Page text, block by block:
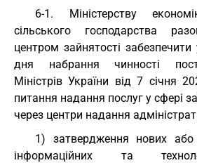
6-1. Міністерству
сільського господарства
центром зайнятості
дня набрання чинності
Міністрів України від 7 січня
питання надання послуг у сфері
через центри надання
1) затвердження нових
інформаційних та